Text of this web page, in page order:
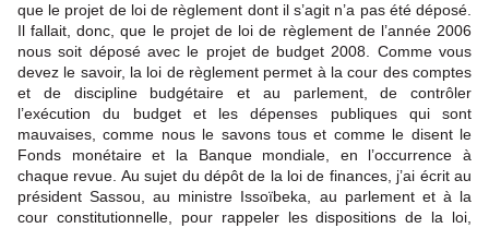
que le projet de loi de règlement dont il s’agit n’a pas été déposé.
Il fallait, donc, que le projet de loi de règlement de l’année 2006
nous soit déposé avec le projet de budget 2008. Comme vous
devez le savoir, la loi de règlement permet à la cour des comptes
et de discipline budgétaire et au parlement, de contrôler
l’exécution du budget et les dépenses publiques qui sont
mauvaises, comme nous le savons tous et comme le disent le
Fonds monétaire et la Banque mondiale, en l’occurrence à
chaque revue. Au sujet du dépôt de la loi de finances, j’ai écrit au
président Sassou, au ministre Issoïbeka, au parlement et à la
cour constitutionnelle, pour rappeler les dispositions de la loi,